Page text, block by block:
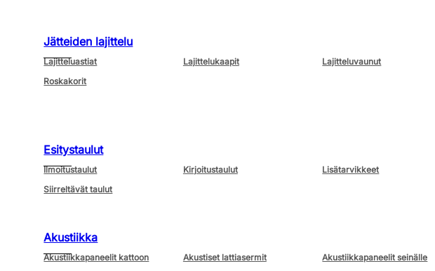
Jätteiden lajittelu
Lajitteluastiat Lajittelukaapit
Lajitteluvaunut
Roskakorit
Esitystaulut
Ilmoitustaulut Kirjoitustaulut
Lisätarvikkeet
Siirreltävät taulut
Akustiikka
Akustiikkapaneelit kattoon Akustiset lattiasermit
Akustiikkapaneelit seinälle